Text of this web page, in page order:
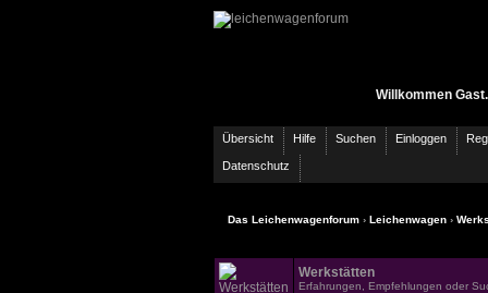
Willkommen
Übersicht Hilfe Suchen Einloggen
Datenschutz
Das Leichenwagenforum › Leichenwagen ›
Werkstätten
Erfahrungen, Empfehlungen oder